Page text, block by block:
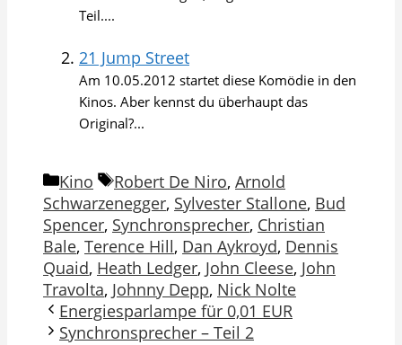
Teil....
21 Jump Street
Am 10.05.2012 startet diese Komödie in den
Kinos. Aber kennst du überhaupt das
Original?...
Kategorien
Kino Schlagwörter
Robert De Niro, Arnold
Schwarzenegger, Sylvester Stallone, Bud
Spencer, Synchronsprecher, Christian
Bale, Terence Hill, Dan Aykroyd, Dennis
Quaid, Heath Ledger, John Cleese, John
Travolta, Johnny Depp, Nick Nolte
Energiesparlampe für 0,01 EUR
Synchronsprecher – Teil 2